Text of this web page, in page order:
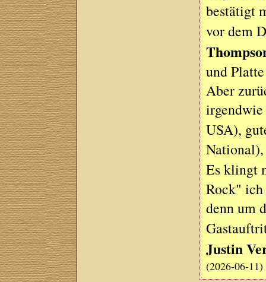
bestätigt
vor dem
und
Aber
USA),
Es klingt
Rock" ich
denn um
Justin
(2026-06-11)